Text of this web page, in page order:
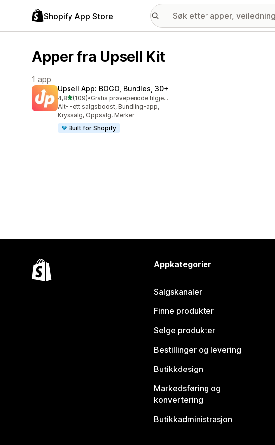
Shopify App Store
Apper fra Upsell Kit
1 app
Upsell App: BOGO, Bundles, 30+
4,8av 5 stjerner
(109)
Totalt 109 omtaler
•
Gratis prøveperiode tilgjengelig
Alt-i-ett salgsboost, Bundling-app,
Kryssalg, Oppsalg, Merker
Built for Shopify
Appkategorier
Salgskanaler
Finne produkter
Selge produkter
Bestillinger og levering
Butikkdesign
Markedsføring og
konvertering
Butikkadministrasjon